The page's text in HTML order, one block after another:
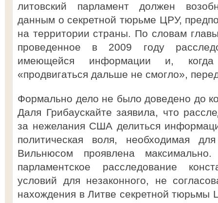
литовский парламент должен
данным о секретной тюрьме ЦРУ,
на территории страны. По словам
проведенное в 2009 году
имеющейся информации и,
«продвигаться дальше не смогло»,
Формально дело не было доведено до
Даля Грибаускайте заявила, что
за нежелания США делиться
политическая воля, необходимая
Вильнюсом проявлена
парламентское расследование
условий для незаконного, не
нахождения в Литве секретной тюрьмы